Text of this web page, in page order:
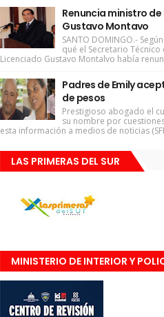
Renuncia ministro
Gustavo Montavo
SANTO DOMINGO.-
qué el Secretario Técnico
Licenciado Gustavo Montalvo había
Padres de Emily
de pesos
Prestigioso abogado el
su nombre por
esta información a medios de noticias
LAS PRIMERAS DEL SUR
MINISTERIO DE INTERIOR Y